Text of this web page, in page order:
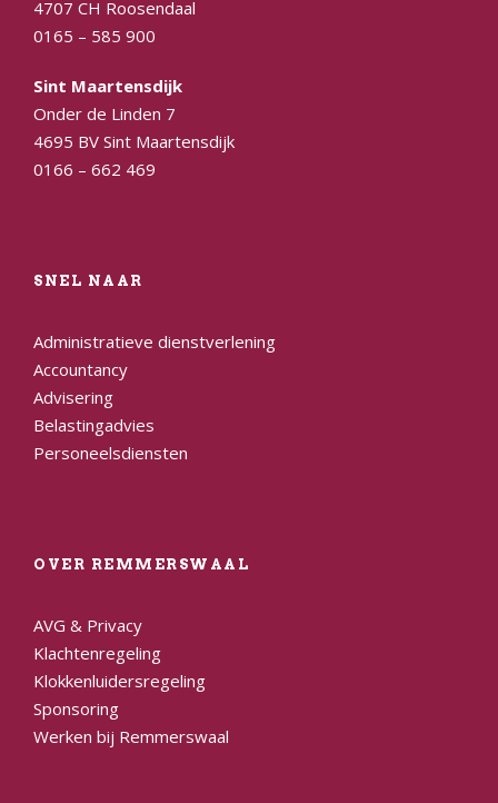
4707 CH Roosendaal
0165 – 585 900
Sint Maartensdijk
Onder de Linden 7
4695 BV Sint Maartensdijk
0166 – 662 469
SNEL NAAR
Administratieve dienstverlening
Accountancy
Advisering
Belastingadvies
Personeelsdiensten
OVER REMMERSWAAL
AVG & Privacy
Klachtenregeling
Klokkenluidersregeling
Sponsoring
Werken bij Remmerswaal